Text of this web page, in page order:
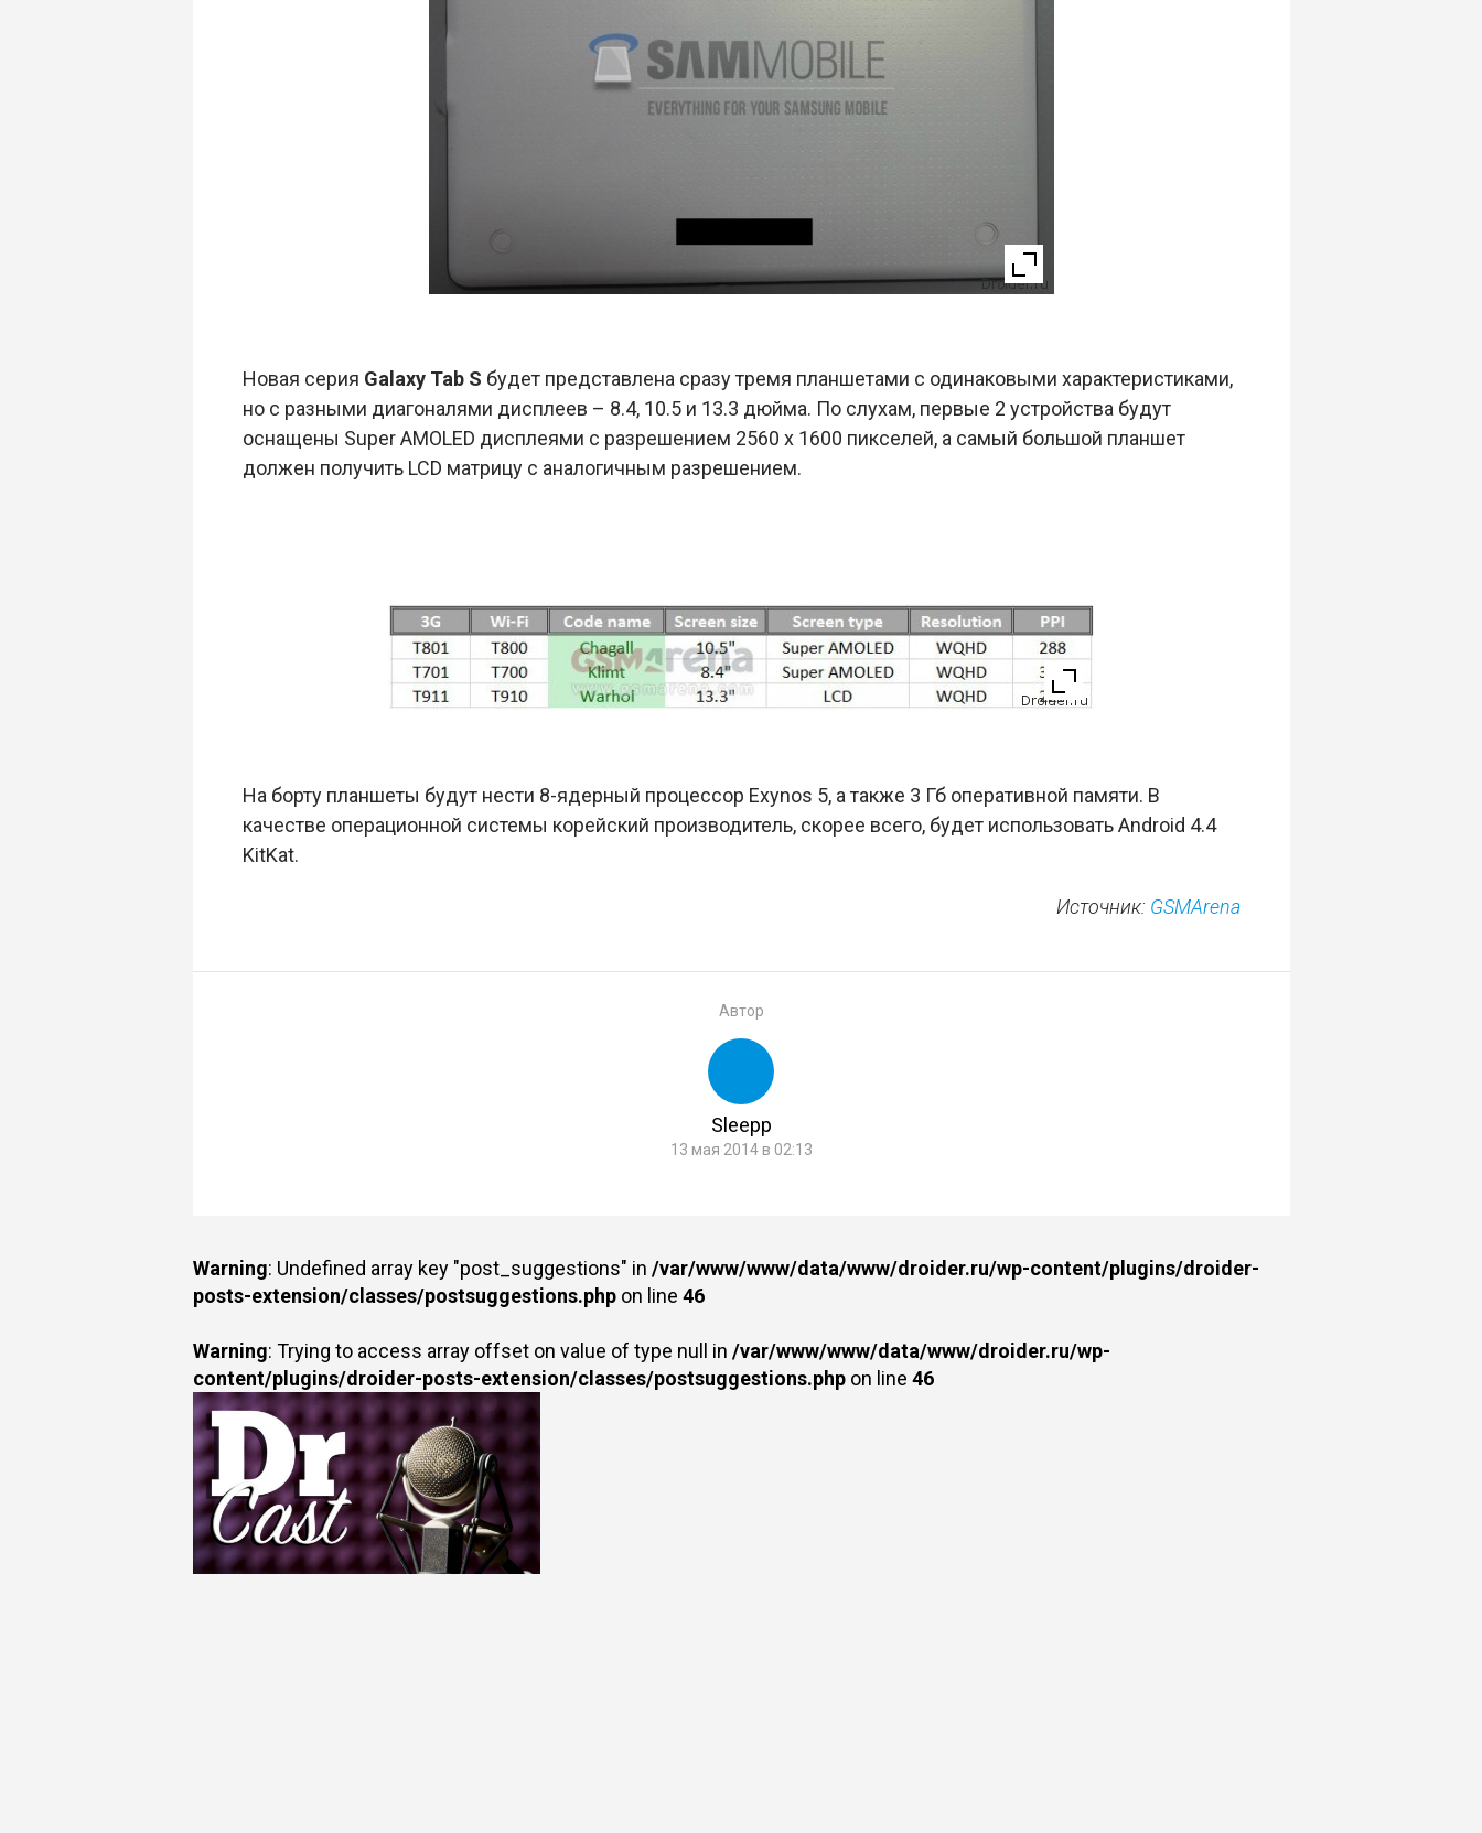
Новая серия Galaxy Tab S будет представлена сразу тремя планшетами с одинаковыми характеристиками,
но с разными диагоналями дисплеев – 8.4, 10.5 и 13.3 дюйма. По слухам, первые 2 устройства будут
оснащены Super AMOLED дисплеями с разрешением 2560 х 1600 пикселей, а самый большой планшет
должен получить LCD матрицу с аналогичным разрешением.
На борту планшеты будут нести 8-ядерный процессор Exynos 5, а также 3 Гб оперативной памяти. В
качестве операционной системы корейский производитель, скорее всего, будет использовать Android 4.4
KitKat.
Источник: GSMArena
Автор
Sleepp
13 мая 2014 в 02:13
Warning: Undefined array key "post_suggestions" in /var/www/www/data/www/droider.ru/wp-content/plugins/droider-
posts-extension/classes/postsuggestions.phpon line 46
Warning: Trying to access array offset on value of type null in /var/www/www/data/www/droider.ru/wp-
content/plugins/droider-posts-extension/classes/postsuggestions.phpon line 46